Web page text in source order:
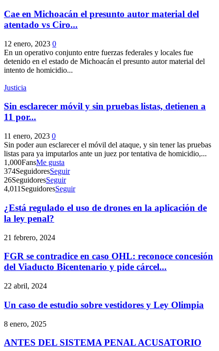
Cae en Michoacán el presunto autor material del
atentado vs Ciro...
12 enero, 2023 0
En un operativo conjunto entre fuerzas federales y locales fue
detenido en el estado de Michoacán el presunto autor material del
intento de homicidio...
Justicia
Sin esclarecer móvil y sin pruebas listas, detienen a
11 por...
11 enero, 2023 0
Sin poder aun esclarecer el móvil del ataque, y sin tener las pruebas
listas para ya imputarlos ante un juez por tentativa de homicidio,...
1,000FansMe gusta
374SeguidoresSeguir
26SeguidoresSeguir
4,011 SeguidoresSeguir
¿Está regulado el uso de drones en la aplicación de
la ley penal?
21 febrero, 2024
FGR se contradice en caso OHL: reconoce concesión
del Viaducto Bicentenario y pide cárcel...
22 abril, 2024
Un caso de estudio sobre vestidores y Ley Olimpia
8 enero, 2025
ANTES DEL SISTEMA PENAL ACUSATORIO